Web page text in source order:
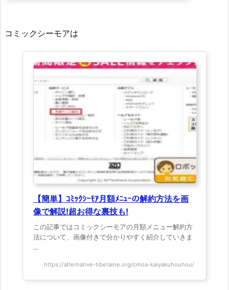
コミックシーモアは
【簡単】ｺﾐｯｸｼｰﾓｱ月額ﾒﾆｭｰの解約方法を画
像で解説!超お得な裏技も!
この記事ではコミックシーモアの月額メニュー解約方
法について、画像付きで分かりやすく紹介していきま
...
https://alternative-tibetaine.org/cmoa-kaiyakuhouhou/